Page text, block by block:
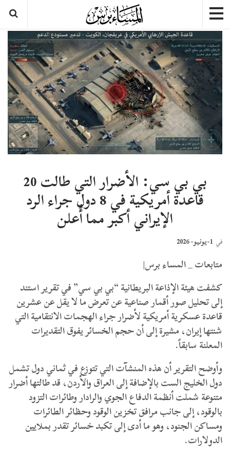
​بي بي سي: الأضرار التي طالت 20
قاعدة أمريكية في 8 دول جراء الرد
الإيراني أكبر مما أُعلن
في 1-يونيو- 2026
متابعات _ المساء برس|
كشفت هيئة الإذاعة البريطانية “بي بي سي” في تقرير استند
إلى تحليل صور أقمار صناعية عن تعرض ما لا يقل عن عشرين
قاعدة عسكرية أمريكية لأضرار جراء الهجمات الانتقامية التي
شنتها إيران، مشيرة إلى أن حجم الخسائر يفوق التقديرات
المعلنة سابقاً.
و​أوضح التقرير أن هذه المنشآت التي تتوزع في ثماني دول تشمل
دول الخليج الست بالإضافة إلى العراق والأردن، قد طالتها أضرار
متنوعة شملت أنظمة الدفاع الجوي والرادار وطائرات التزود
بالوقود، إلى جانب مرافق تخزين الوقود وحظائر الطائرات
ومساكن الجنود، وهو ما أدى إلى تكبد خسائر تقدر بملايين
الدولارات.